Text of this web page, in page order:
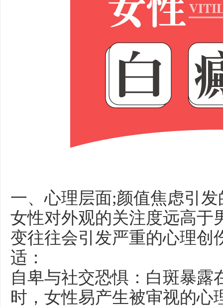
一、心理层面;颜值焦虑引
女性对外观的关注度远高于
变往往会引发严重的心理创
适：
自卑与社交恐惧：白斑暴露
时，女性易产生被审视的心